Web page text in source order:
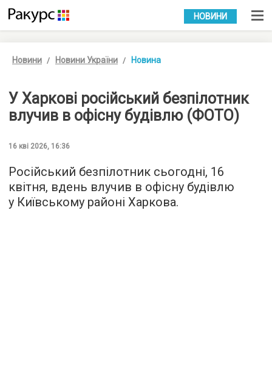
УКР РУС
НОВИНИ
Новини Новини України Новина
У Харкові російський безпілотник
влучив в офісну будівлю (ФОТО)
16 кві 2026, 16:36
Російський безпілотник сьогодні, 16
квітня, вдень влучив в офісну будівлю
у Київському районі Харкова.